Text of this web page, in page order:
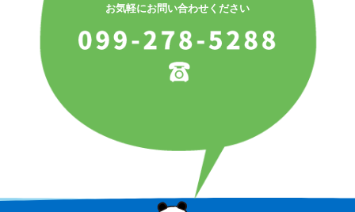
お気軽にお問い合わせください